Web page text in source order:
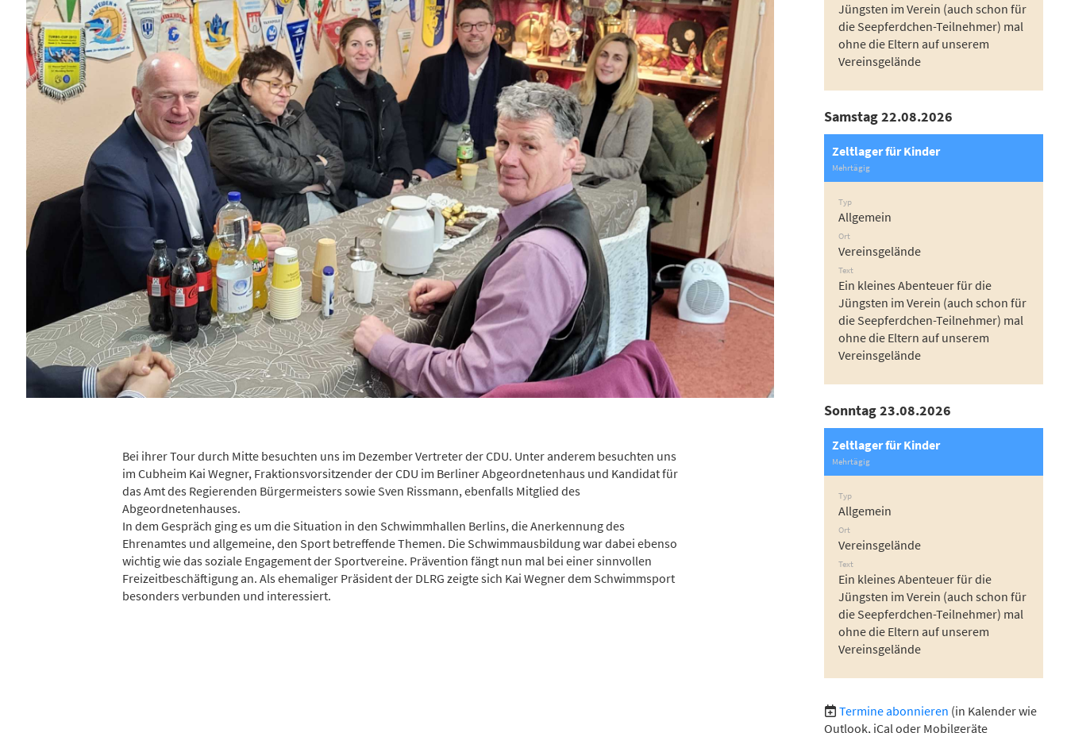
Bei ihrer Tour durch Mitte besuchten uns im Dezember Vertreter der CDU. Unter anderem besuchten uns
im Cubheim Kai Wegner, Fraktionsvorsitzender der CDU im Berliner Abgeordnetenhaus und Kandidat für
das Amt des Regierenden Bürgermeisters sowie Sven Rissmann, ebenfalls Mitglied des
Abgeordnetenhauses.
In dem Gespräch ging es um die Situation in den Schwimmhallen Berlins, die Anerkennung des
Ehrenamtes und allgemeine, den Sport betreffende Themen. Die Schwimmausbildung war dabei ebenso
wichtig wie das soziale Engagement der Sportvereine. Prävention fängt nun mal bei einer sinnvollen
Freizeitbeschäftigung an. Als ehemaliger Präsident der DLRG zeigte sich Kai Wegner dem Schwimmsport
besonders verbunden und interessiert.
Jüngsten im Verein (auch schon für
die Seepferdchen-Teilnehmer) mal
ohne die Eltern auf unserem
Vereinsgelände
Samstag 22.08.2026
Zeltlager für Kinder
Mehrtägig
Typ
Allgemein
Ort
Vereinsgelände
Text
Ein kleines Abenteuer für die
Jüngsten im Verein (auch schon für
die Seepferdchen-Teilnehmer) mal
ohne die Eltern auf unserem
Vereinsgelände
Sonntag 23.08.2026
Zeltlager für Kinder
Mehrtägig
Typ
Allgemein
Ort
Vereinsgelände
Text
Ein kleines Abenteuer für die
Jüngsten im Verein (auch schon für
die Seepferdchen-Teilnehmer) mal
ohne die Eltern auf unserem
Vereinsgelände
Termine abonnieren (in Kalender wie
Outlook, iCal oder Mobilgeräte